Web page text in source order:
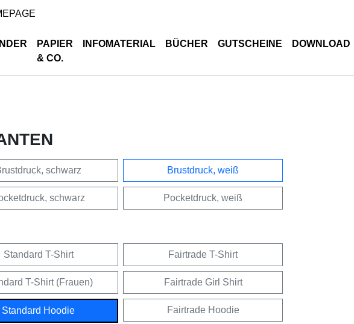
PAPIER
& CO.
INFOMATERIAL BÜCHER GUTSCHEINE DOWNLOAD
schwarz Brustdruck, weiß
schwarz Pocketdruck, weiß
Standard T-Shirt Fairtrade T-Shirt
T-Shirt (Frauen) Fairtrade Girl Shirt
Standard Hoodie Fairtrade Hoodie